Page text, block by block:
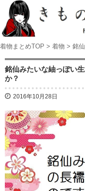
着物まとめTOP > 着物 > 銘
銘仙みたいな紬っぽい
か？
2016年10月28日